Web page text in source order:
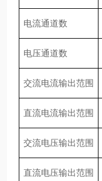
电流通道数
电压通道数
交流电流输出范围
直流电流输出范围
交流电压输出范围
直流电压输出范围